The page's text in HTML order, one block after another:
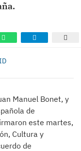
Manuel Bonet, y
de
este martes,
Cultura y
de